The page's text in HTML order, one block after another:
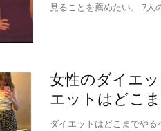
見ることを薦めたい。 7人
女性のダイエ
エットはどこ
ダイエットはどこまでやる